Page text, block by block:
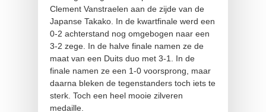
Clement Vanstraelen aan de zijde van de
Japanse Takako. In de kwartfinale werd een
0-2 achterstand nog omgebogen naar een
3-2 zege. In de halve finale namen ze de
maat van een Duits duo met 3-1. In de
finale namen ze een 1-0 voorsprong, maar
daarna bleken de tegenstanders toch iets te
sterk. Toch een heel mooie zilveren
medaille.